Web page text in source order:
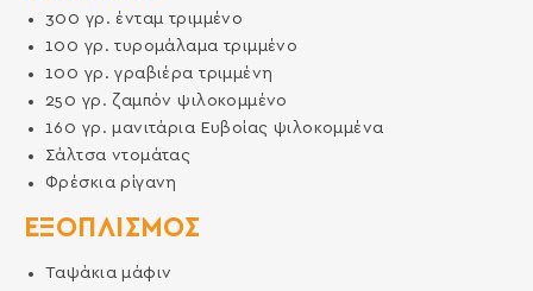
300 γρ. ένταμ τριμμένο
100 γρ.τυρομάλαμα τριμμένο
100 γρ.γραβιέρα τριμμένη
250 γρ. ζαμπόν ψιλοκομμένο
160 γρ.μανιτάρια Ευβοίας ψιλοκομμένα
Σάλτσα ντομάτας
Φρέσκια ρίγανη
ΕΞΟΠΛΙΣΜΌΣ
Ταψάκια μάφιν